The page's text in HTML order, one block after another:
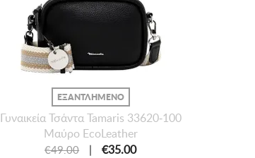
ΕΞΑΝΤΛΗΜΕΝΟ
Γυναικεία Τσάντα Tamaris 33620-100
Μαύρο EcoLeather
€49.00 | €35.00